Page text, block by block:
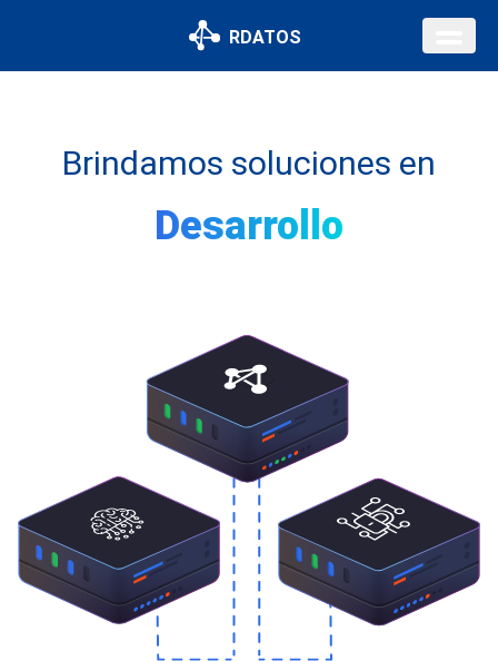
RDATOS
Brindamos soluciones en
Desarrollo de